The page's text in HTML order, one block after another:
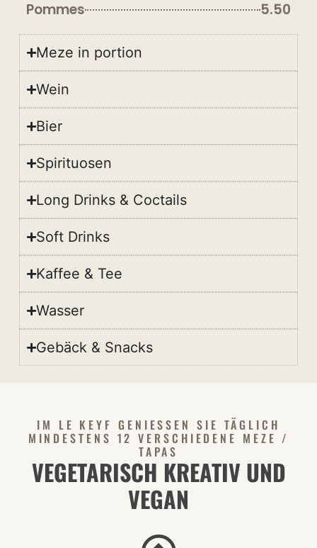
Pommes 5.50
Meze in portion
Wein
Bier
Spirituosen
Long Drinks & Coctails
Soft Drinks
Kaffee & Tee
Wasser
Gebäck & Snacks
IM LE KEYF GENIESSEN SIE TÄGLICH M
INDESTENS 12 VERSCHIEDENE MEZE / T
APAS
VEGETARISCH KREATIV UND
VEGAN